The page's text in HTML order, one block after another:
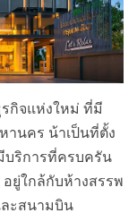
มเป็นเอกลักษณ์
ใช้เฟอร์นิเจอร์ที่มี
ยความสะดวก
รรูมเซอร์วิสตลอด
าได้อย่างสะดวก
ารอาหารว่าง
หรับการสังสรรค์
มทั้งหมด 4 ห้อง
เลี้ยงต่างๆ ที่นี่